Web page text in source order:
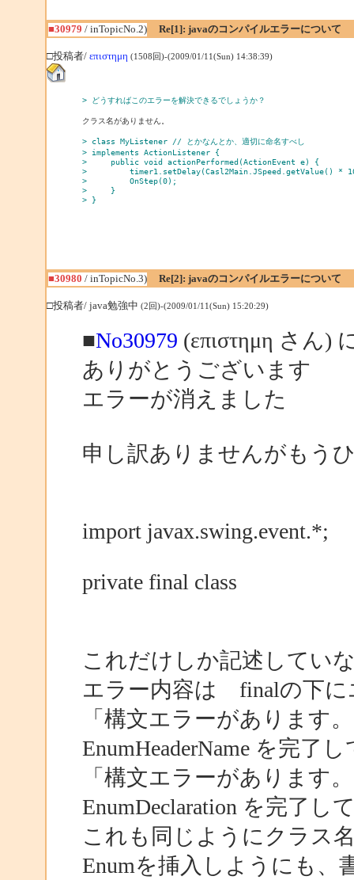
■30979 / inTopicNo.2) Re[1]: javaのコンパイルエラーについて
□投稿者/ επιστημη (1508回)-(2009/01/11(Sun) 14:38:39)
> どうすればこのエラーを解決できるでしょうか？
クラス名がありません。
> class MyListener // とかなんとか、適切に命名すべし
> implements ActionListener {
>     public void actionPerformed(ActionEvent e) {
>         timer1.setDelay(Casl2Main.JSpeed.getValue() *
>         OnStep(0);
>     }
> }
■30980 / inTopicNo.3) Re[2]: javaのコンパイルエラーについて
□投稿者/ java勉強中 (2回)-(2009/01/11(Sun) 15:20:29)
■No30979 (επιστημη さん)
ありがとうございます
エラーが消えました
申し訳ありませんがもう
import javax.swing.event.*;
private final class
これだけしか記述してい
エラー内容は finalの下に
「構文エラーがあります
EnumHeaderName を完了
「構文エラーがあります
EnumDeclaration を完了し
これも同じようにクラス
Enumを挿入しようにも、